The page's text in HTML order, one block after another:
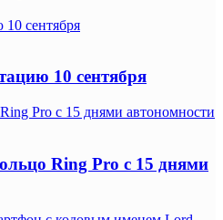
10 сентября
10 сентября
Pro с 15 днями автономности
Ring Pro с 15 днями